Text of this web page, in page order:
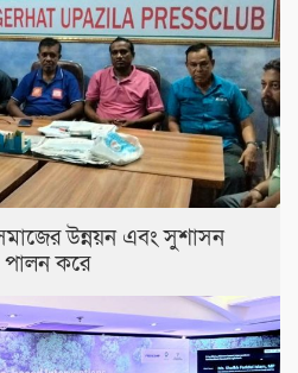
উন্নয়ন এবং সুশাসন
পালন করে